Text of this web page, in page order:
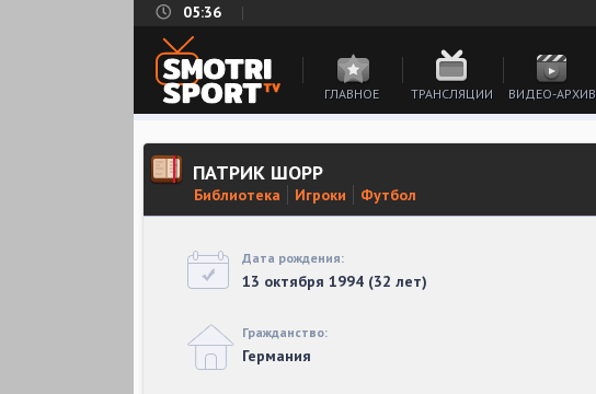
05:36
ГЛАВНОЕ ТРАНСЛЯЦИИ ВИДЕО-АРХИВ
ПАТРИК ШОРР
Библиотека Игроки Футбол
Дата рождения:
13 октября 1994 (32 лет)
Гражданство:
Германия